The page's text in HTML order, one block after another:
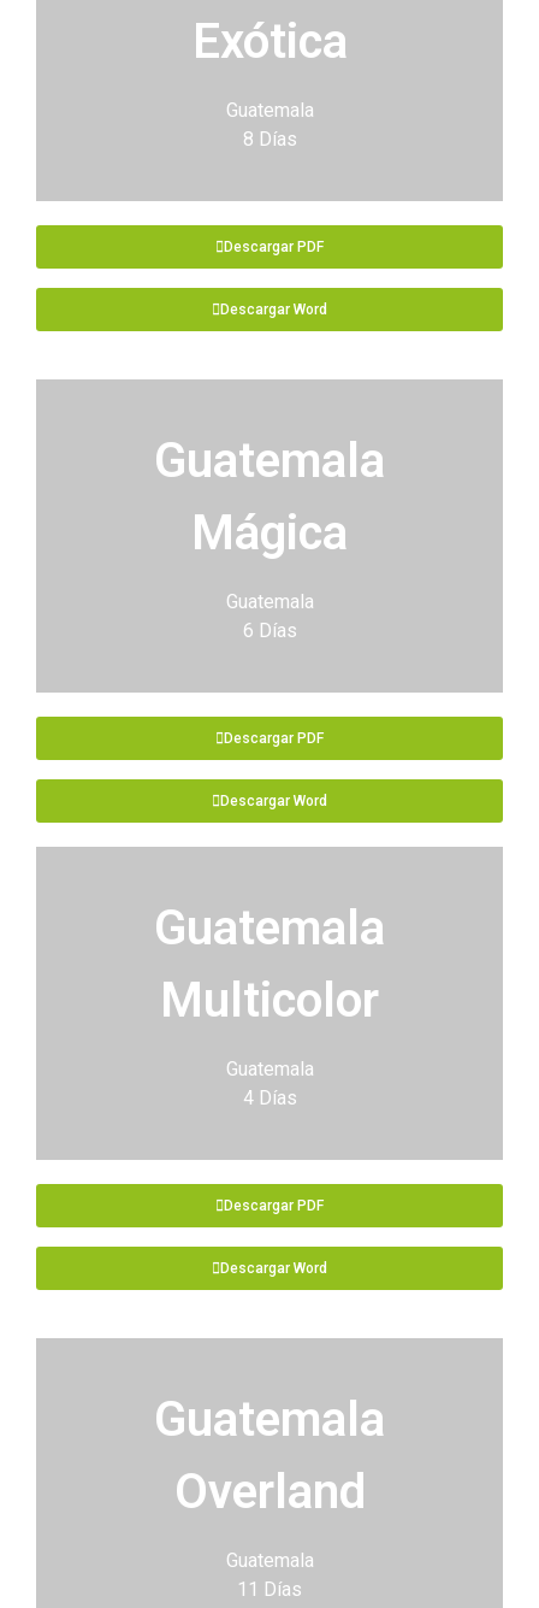
Exótica
Guatemala
8 Días
Descargar PDF
Descargar Word
Guatemala
Mágica
Guatemala
6 Días
Descargar PDF
Descargar Word
Guatemala
Multicolor
Guatemala
4 Días
Descargar PDF
Descargar Word
Guatemala
Overland
Guatemala
11 Días